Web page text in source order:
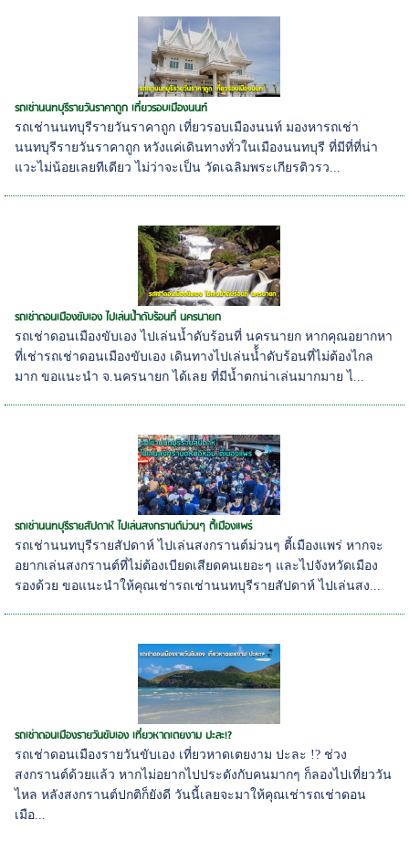
รถเช่านนทบุรีรายวันราคาถูก เที่ยวรอบเมืองนนท์
รถเช่านนทบุรีรายวันราคาถูก เที่ยวรอบเมืองนนท์ มองหารถเช่า
นนทบุรีรายวันราคาถูก หวังแค่เดินทางทั่วในเมืองนนทบุรี ที่มีที่ที่น่า
แวะไม่น้อยเลยทีเดียว ไม่ว่าจะเป็น วัดเฉลิมพระเกียรติวรว...
รถเช่าดอนเมืองขับเอง ไปเล่นน้ำดับร้อนที่ นครนายก
รถเช่าดอนเมืองขับเอง ไปเล่นน้ำดับร้อนที่ นครนายก หากคุณอยากหา
ที่เช่ารถเช่าดอนเมืองขับเอง เดินทางไปเล่นน้้ำดับร้อนที่ไม่ต้องไกล
มาก ขอแนะนำ จ.นครนายก ได้เลย ที่มีน้ำตกน่าเล่นมากมาย ไ...
รถเช่านนทบุรีรายสัปดาห์ ไปเล่นสงกรานต์ม่วนๆ ตี้เมืองแพร่
รถเช่านนทบุรีรายสัปดาห์ ไปเล่นสงกรานต์ม่วนๆ ตี้เมืองแพร่ หากจะ
อยากเล่นสงกรานต์ที่ไม่ต้องเบียดเสียดคนเยอะๆ และไปจังหวัดเมือง
รองด้วย ขอแนะนำให้คุณเช่ารถเช่านนทบุรีรายสัปดาห์ ไปเล่นสง...
รถเช่าดอนเมืองรายวันขับเอง เที่ยวหาดเตยงาม ปะละ!?
รถเช่าดอนเมืองรายวันขับเอง เที่ยวหาดเตยงาม ปะละ !? ช่วง
สงกรานต์ด้วยแล้ว หากไม่อยากไปประดังกับคนมากๆ ก็ลองไปเที่ยววัน
ไหล หลังสงกรานต์ปกติก็ยังดี วันนี้เลยจะมาให้คุณเช่ารถเช่าดอน
เมือ...